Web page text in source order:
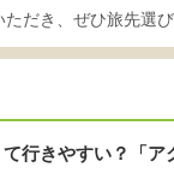
だき、ぜひ旅先選
て行きやすい？「